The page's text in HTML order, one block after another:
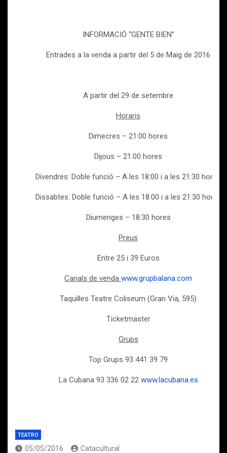
INFORMACIÓ “GENTE BIEN”
Entrades a la venda a partir del 5 de Maig de 2016
A partir del 29 de setembre
Horaris
Dimecres – 21:00 hores
Dijous – 21:00 hores
Divendres: Doble funció – A les 18:00 i a les 21:30 hores
Dissabtes: Doble funció – A les 18:00 i a les 21:30 hores
Diumenges – 18:30 hores
Preus
Entre 25 i 39 Euros
Canals de venda www.grupbalana.com
Taquilles Teatre Coliseum (Gran Via, 595)
Ticketmaster
Grups
Top Grups 93 441 39 79
La Cubana 93 336 02 22 www.lacubana.es
TEATRO
05/05/2016 Catacultural